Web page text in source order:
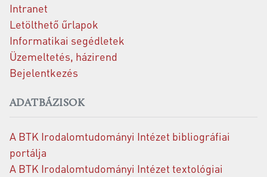
Intranet
Letölthető űrlapok
Informatikai segédletek
Üzemeltetés, házirend
Bejelentkezés
ADATBÁZISOK
A BTK Irodalomtudományi Intézet bibliográfiai
portálja
A BTK Irodalomtudományi Intézet textológiai